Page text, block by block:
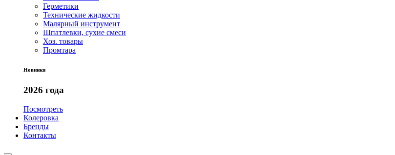
Герметики
Технические жидкости
Малярный инструмент
Шпатлевки, сухие смеси
Хоз. товары
Промтара
Новинки
2026 года
Посмотреть
Колеровка
Бренды
Контакты